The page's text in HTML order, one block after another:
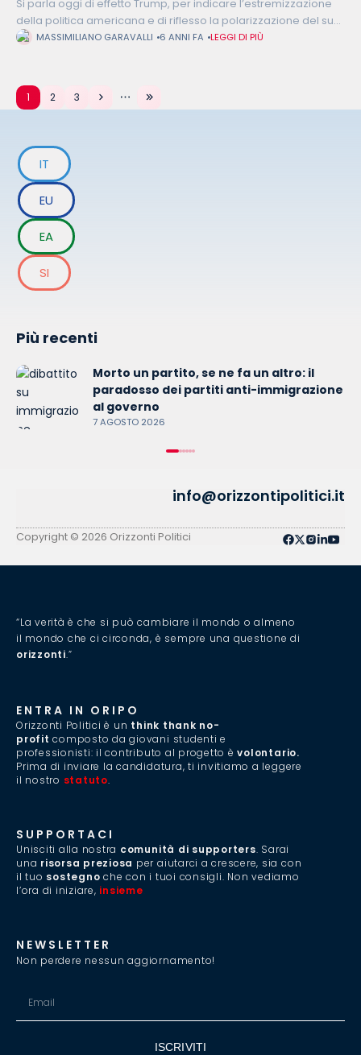
Si parla oggi di effetto Trump, per indicare l’estremizzazione
della politica americana e di riflesso la polarizzazione del suo
elettorato. Un fenomeno che si cristallizza con Trump, ma che
MASSIMILIANO GARAVALLI 6 ANNI FA LEGGI DI PIÙ
1 2 3
IT
EU
EA
SI
Più recenti
Morto un partito, se ne fa un altro: il
paradosso dei partiti anti-immigrazione
al governo
7 AGOSTO 2026
info@orizzontipolitici.it
Copyright © 2026 Orizzonti Politici
“La verità è che si può cambiare il mondo o almeno
il mondo che ci circonda, è sempre una questione di
orizzonti.”
ENTRA IN ORIPO
Orizzonti Politici è un think thank no-
profit composto da giovani studenti e
professionisti: il contributo al progetto èvolontario.
Prima di inviare la candidatura, ti invitiamo a leggere
il nostro statuto.
SUPPORTACI
Unisciti alla nostra comunità di supporters. Sarai
una risorsa preziosa per aiutarci a crescere, sia con
il tuo sostegno che con i tuoi consigli. Non vediamo
l’ora di iniziare, insieme
NEWSLETTER
Non perdere nessun aggiornamento!
ISCRIVITI